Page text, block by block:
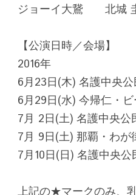
ジョーイ大鵞　　北城
【公演日時／会場】
2016年
6月23日(木) 名護中央
6月29日(水) 今帰仁・
7月 2日(土) 名護中央
7月 9日(土) 那覇・わ
7月10日(日) 名護中央